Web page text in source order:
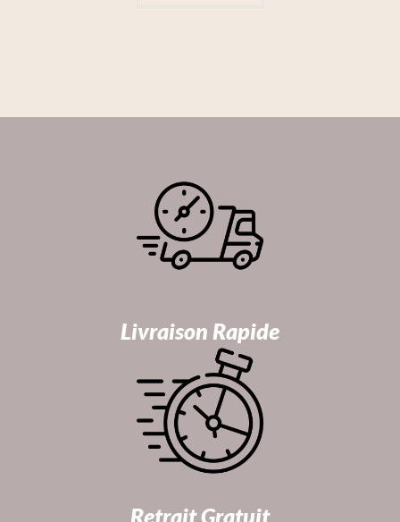
Livraison Rapide
Retrait Gratuit